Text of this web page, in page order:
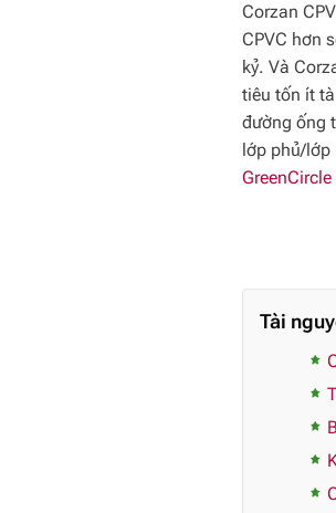
Corzan
CPVC hơn
kỷ. Và
tiêu tốn ít
đường ống
lớp phủ/
Tài